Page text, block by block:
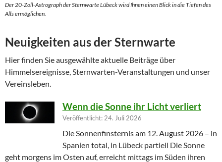
Der 20-Zoll-Astrograph der Sternwarte Lübeck wird Ihnen einen Blick in die Tiefen des
Alls ermöglichen.
Neuigkeiten aus der Sternwarte
Hier finden Sie ausgewählte aktuelle Beiträge über
Himmelsereignisse, Sternwarten-Veranstaltungen und unser
Vereinsleben.
Wenn die Sonne ihr Licht verliert
Veröffentlicht: 24. Juli 2026
Die Sonnenfinsternis am 12. August 2026 – in
Spanien total, in Lübeck partiell Die Sonne
geht morgens im Osten auf, erreicht mittags im Süden ihren